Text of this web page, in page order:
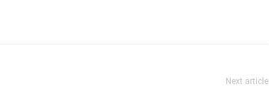
Next article